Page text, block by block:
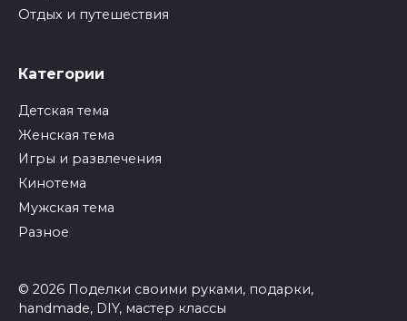
Отдых и путешествия
Категории
Детская тема
Женская тема
Игры и развлечения
Кинотема
Мужская тема
Разное
© 2026 Поделки своими руками, подарки,
handmade, DIY, мастер классы